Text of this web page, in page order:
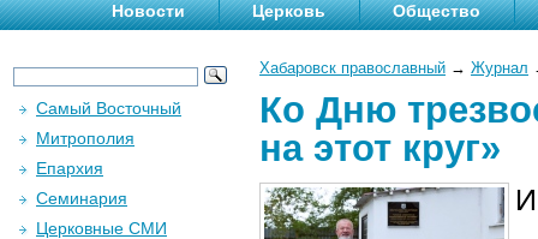
Новости Церковь Общество
Хабаровск православный → Журнал
Ко Дню
на этот круг»
Самый Восточный
Митрополия
Епархия
Семинария
Церковные СМИ